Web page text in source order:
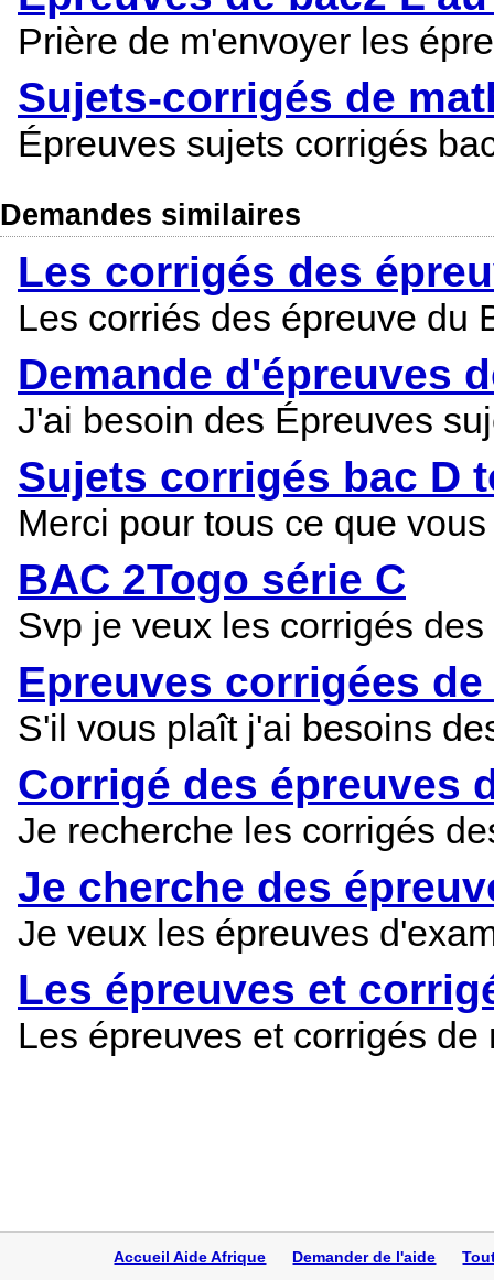
Prière de m'envoyer les
Sujets-corrigés de
Épreuves sujets corrigés
Demandes similaires
Les corrigés des
Les corriés des épreuve du
Demande d'épreuves
J'ai besoin des Épreuves
Sujets corrigés bac D
Merci pour tous ce que
BAC 2Togo série C
Svp je veux les corrigés
Epreuves corrigées
S'il vous plaît j'ai besoins
Corrigé des épreuves
Je recherche les corrigés
Je cherche des
Je veux les épreuves
Les épreuves et
Les épreuves et corrigés
Accueil Aide Afrique Demander de l'aide